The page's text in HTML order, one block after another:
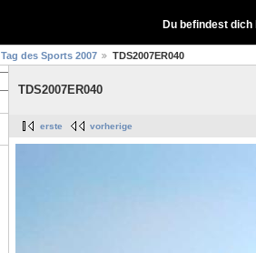
Du befindest
Tag des Sports 2007 TDS2007ER040
TDS2007ER040
erste vorherige